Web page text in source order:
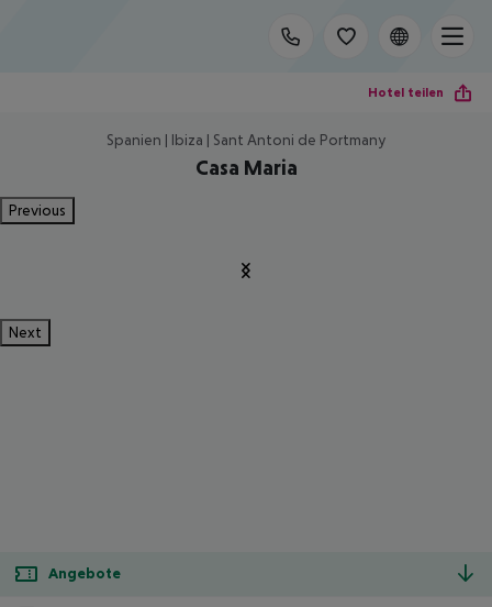
Hotel teilen
Spanien | Ibiza | Sant Antoni de Portmany
Casa Maria
Previous
Next
Angebote